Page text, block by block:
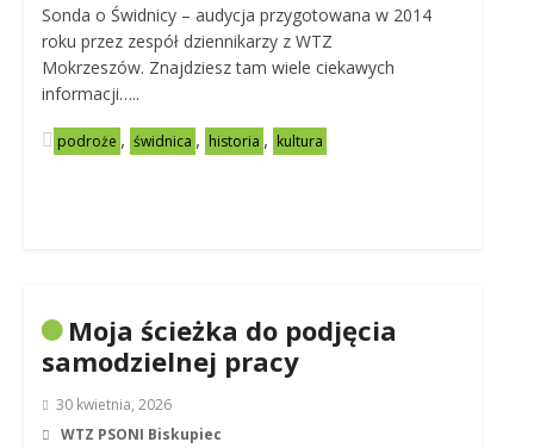
Sonda o Świdnicy – audycja przygotowana w 2014
roku przez zespół dziennikarzy z WTZ
Mokrzeszów. Znajdziesz tam wiele ciekawych
informacji…..
podroże , świdnica , historia , kultura
Moja ścieżka do podjęcia
samodzielnej pracy
30 kwietnia, 2026
WTZ PSONI Biskupiec